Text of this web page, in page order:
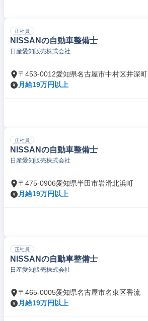
正社員
NISSANの自動車整備士
日産愛知販売株式会社
〒453-0012愛知県名古屋市中村区井深町
月給19万円以上
正社員
NISSANの自動車整備士
日産愛知販売株式会社
〒475-0906愛知県半田市岩滑北浜町
月給19万円以上
正社員
NISSANの自動車整備士
日産愛知販売株式会社
〒465-0005愛知県名古屋市名東区香流
月給19万円以上